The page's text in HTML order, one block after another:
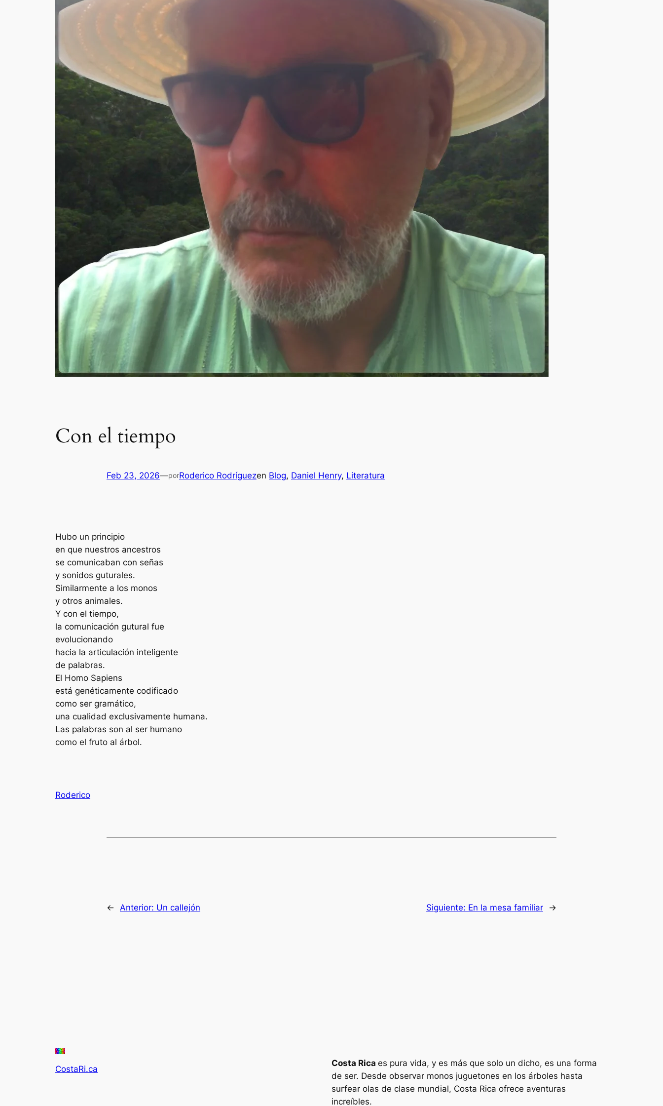
Con el tiempo
Feb 23, 2026—porRoderico Rodríguezen Blog, Daniel Henry, Literatura
Hubo un principio
en que nuestros ancestros
se comunicaban con señas
y sonidos guturales.
Similarmente a los monos
y otros animales.
Y con el tiempo,
la comunicación gutural fue
evolucionando
hacia la articulación inteligente
de palabras.
El Homo Sapiens
está genéticamente codificado
como ser gramático,
una cualidad exclusivamente humana.
Las palabras son al ser humano
como el fruto al árbol.
Roderico
← Anterior: Un callejón Siguiente: En la mesa familiar →
CostaRi.ca
Costa Rica es pura vida, y es más que solo un dicho, es una forma
de ser. Desde observar monos juguetones en los árboles hasta
surfear olas de clase mundial, Costa Rica ofrece aventuras
increíbles.